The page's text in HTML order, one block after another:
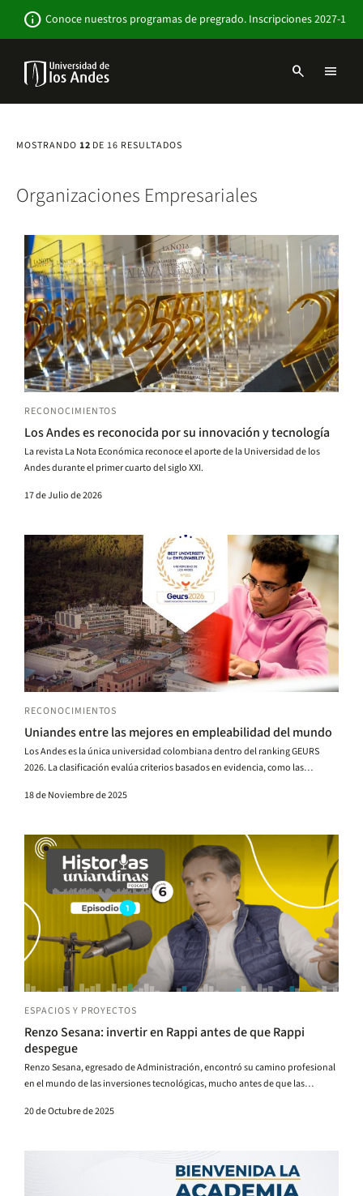
contenido
info Conoce nuestros programas de pregrado. Inscripciones 2027-1
Navbar
Institucional
search menu
MOSTRANDO 12 DE 16 RESULTADOS
Organizaciones Empresariales
RECONOCIMIENTOS
Los Andes es reconocida por su innovación y tecnología
La revista La Nota Económica reconoce el aporte de la Universidad de los
Andes durante el primer cuarto del siglo XXI.
17 de Julio de 2026
RECONOCIMIENTOS
Uniandes entre las mejores en empleabilidad del mundo
Los Andes es la única universidad colombiana dentro del ranking GEURS
2026. La clasificación evalúa criterios basados en evidencia, como las
18 de Noviembre de 2025
ESPACIOS Y PROYECTOS
Renzo Sesana: invertir en Rappi antes de que Rappi
despegue
Renzo Sesana, egresado de Administración, encontró su camino profesional
en el mundo de las inversiones tecnológicas, mucho antes de que las
20 de Octubre de 2025